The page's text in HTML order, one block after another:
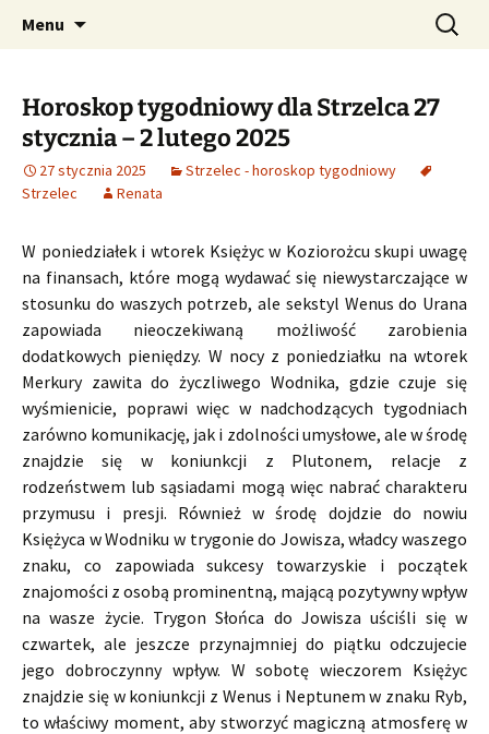
CzaroMarowy horoskop
dzienny, miesięczny i
tygodniowy
Profesjonalne przepowiednie astrologiczne
Menu Szukaj:
Horoskop tygodniowy dla Strzelca 27
stycznia – 2 lutego 2025
27 stycznia 2025
Strzelec - horoskop tygodniowy
Strzelec
Renata
W poniedziałek i wtorek Księżyc w Koziorożcu skupi uwagę
na finansach, które mogą wydawać się niewystarczające w
stosunku do waszych potrzeb, ale sekstyl Wenus do Urana
zapowiada nieoczekiwaną możliwość zarobienia
dodatkowych pieniędzy. W nocy z poniedziałku na wtorek
Merkury zawita do życzliwego Wodnika, gdzie czuje się
wyśmienicie, poprawi więc w nadchodzących tygodniach
zarówno komunikację, jak i zdolności umysłowe, ale w środę
znajdzie się w koniunkcji z Plutonem, relacje z
rodzeństwem lub sąsiadami mogą więc nabrać charakteru
przymusu i presji. Również w środę dojdzie do nowiu
Księżyca w Wodniku w trygonie do Jowisza, władcy waszego
znaku, co zapowiada sukcesy towarzyskie i początek
znajomości z osobą prominentną, mającą pozytywny wpływ
na wasze życie. Trygon Słońca do Jowisza uściśli się w
czwartek, ale jeszcze przynajmniej do piątku odczujecie
jego dobroczynny wpływ. W sobotę wieczorem Księżyc
znajdzie się w koniunkcji z Wenus i Neptunem w znaku Ryb,
to właściwy moment, aby stworzyć magiczną atmosferę w